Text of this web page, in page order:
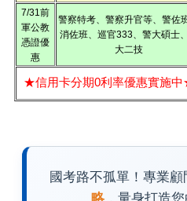
7/31前
軍公教
憑證優
惠
警察特考、警察升官等、警佐班
消佐班、巡官333、警大碩士
大二技
★信用卡分期0利率優惠實施
國考路不孤單！專業顧